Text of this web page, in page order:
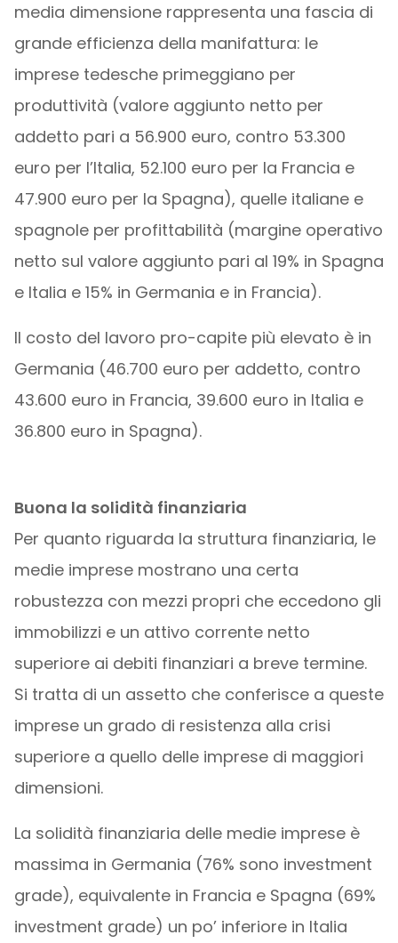
media dimensione rappresenta una fascia di
grande efficienza della manifattura: le
imprese tedesche primeggiano per
produttività (valore aggiunto netto per
addetto pari a 56.900 euro, contro 53.300
euro per l’Italia, 52.100 euro per la Francia e
47.900 euro per la Spagna), quelle italiane e
spagnole per profittabilità (margine operativo
netto sul valore aggiunto pari al 19% in Spagna
e Italia e 15% in Germania e in Francia).
Il costo del lavoro pro-capite più elevato è in
Germania (46.700 euro per addetto, contro
43.600 euro in Francia, 39.600 euro in Italia e
36.800 euro in Spagna).
Buona la solidità finanziaria
Per quanto riguarda la struttura finanziaria, le
medie imprese mostrano una certa
robustezza con mezzi propri che eccedono gli
immobilizzi e un attivo corrente netto
superiore ai debiti finanziari a breve termine.
Si tratta di un assetto che conferisce a queste
imprese un grado di resistenza alla crisi
superiore a quello delle imprese di maggiori
dimensioni.
La solidità finanziaria delle medie imprese è
massima in Germania (76% sono investment
grade), equivalente in Francia e Spagna (69%
investment grade) un po’ inferiore in Italia